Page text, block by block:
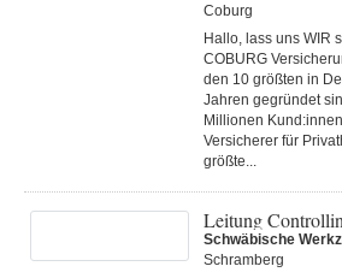
Coburg
Hallo, lass uns WIR
COBURG
den 10 größten in
Jahren gegründet
Millionen
Versicherer für
größte...
Leitung
Schwäbische
Schramberg